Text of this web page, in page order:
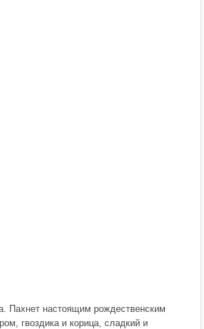
Пахнет настоящим рождественским
гвоздика и корица, сладкий и